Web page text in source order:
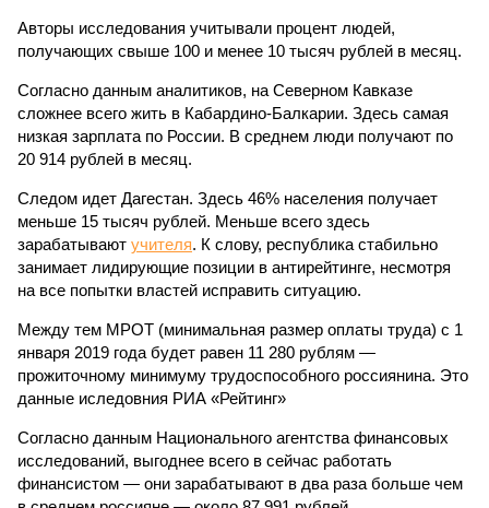
Авторы исследования учитывали процент людей,
получающих свыше 100 и менее 10 тысяч рублей в месяц.
Согласно данным аналитиков, на Северном Кавказе
сложнее всего жить в Кабардино-Балкарии. Здесь самая
низкая зарплата по России. В среднем люди получают по
20 914 рублей в месяц.
Следом идет Дагестан. Здесь 46% населения получает
меньше 15 тысяч рублей. Меньше всего здесь
зарабатывают учителя. К слову, республика стабильно
занимает лидирующие позиции в антирейтинге, несмотря
на все попытки властей исправить ситуацию.
Между тем МРОТ (минимальная размер оплаты труда) с 1
января 2019 года будет равен 11 280 рублям —
прожиточному минимуму трудоспособного россиянина. Это
данные иследовния РИА «Рейтинг»
Согласно данным Национального агентства финансовых
исследований, выгоднее всего в сейчас работать
финансистом — они зарабатывают в два раза больше чем